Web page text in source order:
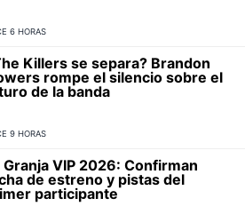
6 HORAS
Killers se separa? Brandon
rompe el silencio sobre el
de la banda
9 HORAS
Granja VIP 2026: Confirman
de estreno y pistas del
participante